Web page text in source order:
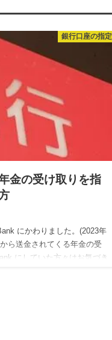
銀行口座の指定
金の受け取りを指
にかわりました。(2023年
ら送金されてくる年金の受
にしていた方々はお気づき